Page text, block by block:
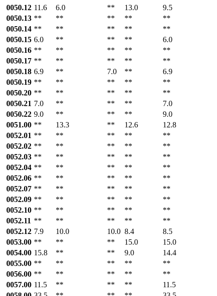
0050.12 11.6 6.0 ** 13.0
9.5
0050.13 ** ** ** **
**
0050.14 ** ** ** **
**
0050.15 6.0 ** ** **
6.0
0050.16 ** ** ** **
**
0050.17 ** ** ** **
**
0050.18 6.9 ** 7.0 **
6.9
0050.19 ** ** ** **
**
0050.20 ** ** ** **
**
0050.21 7.0 ** ** **
7.0
0050.22 9.0 ** ** **
9.0
0051.00 ** 13.3 ** 12.6
12.8
0052.01 ** ** ** **
**
0052.02 ** ** ** **
**
0052.03 ** ** ** **
**
0052.04 ** ** ** **
**
0052.06 ** ** ** **
**
0052.07 ** ** ** **
**
0052.09 ** ** ** **
**
0052.10 ** ** ** **
**
0052.11 ** ** ** **
**
0052.12 7.9 10.0 10.0 8.4
8.5
0053.00 ** ** ** 15.0
15.0
0054.00 15.8 ** ** 9.0
14.4
0055.00 ** ** ** **
**
0056.00 ** ** ** **
**
0057.00 11.5 ** ** **
11.5